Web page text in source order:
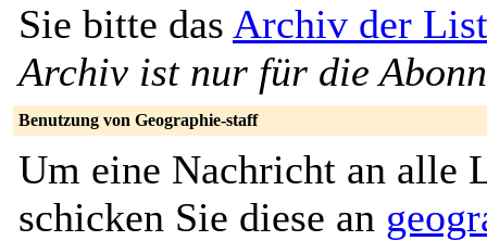
Sie bitte das Archiv der
Archiv ist nur für die
Benutzung von Geographie-staff
Um eine Nachricht an alle
schicken Sie diese an